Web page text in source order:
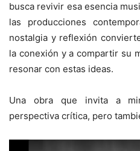
busca revivir esa esencia
las producciones
nostalgia y reflexión
la conexión y a compartir su
resonar con estas ideas.
Una obra que invita a
perspectiva crítica, pero